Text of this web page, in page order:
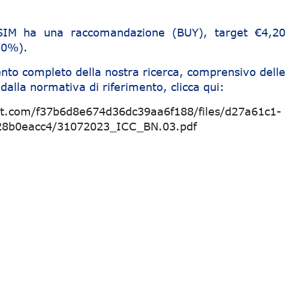
ha una raccomandazione (BUY), target €4,20
completo della nostra ricerca, comprensivo delle
normativa di riferimento, clicca qui:
f37b6d8e674d36dc39aa6f188/files/d27a61c1-
31072023_ICC_BN.03.pdf